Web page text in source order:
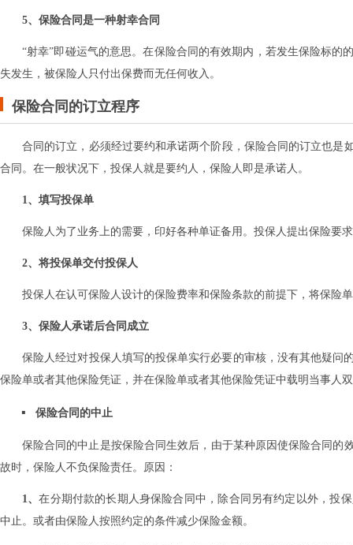
5、保险合同是一种射幸合同
“射幸”即碰运气的意思。在保险合同的有效期内，若发生保险标
失发生，被保险人只付出保费而无任何收入。
保险合同的订立程序
合同的订立‌，‌必须经过要约和承诺两个阶段‌，‌保险合同的订立也
合同‌。在一般状况下‌，‌投保人就是要约人‌，‌保险人即是承诺人‌。
1、填写投保单
保险人为了业务上的需要‌，‌印好各种单证备用‌。投保人提出保险要
2、将投保单交付投保人‌
投保人在认可保险人设计的保险费率和保险条款的前提下‌，‌将保险
3、保险人承诺后合同成立
保险人经过对投保人填写的投保单实行必要的审核‌，‌没有其他疑
保险单或者其他保险凭证‌，‌并在保险单或者其他保险凭证中载明当事人
保险合同的中止
保险合同的中止是按保险合同生效后‌，‌由于某种原因使保险合同
故时‌，‌保险人不负保险责任‌。原因：
1、在分期付款的长期人身保险合同中‌，‌除合同另有约定以外‌，‌投
中止‌。或者由保险人按照约定的条件减少保险金额‌。